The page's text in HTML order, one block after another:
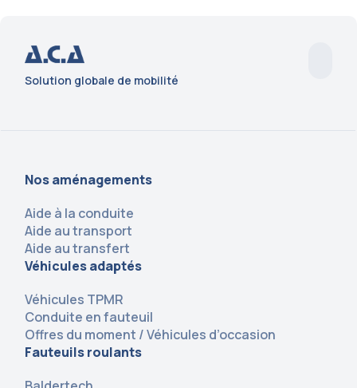
Solution globale de mobilité
Nos aménagements
Aide à la conduite
Aide au transport
Aide au transfert
Véhicules adaptés
Véhicules TPMR
Conduite en fauteuil
Offres du moment / Véhicules d’occasion
Fauteuils roulants